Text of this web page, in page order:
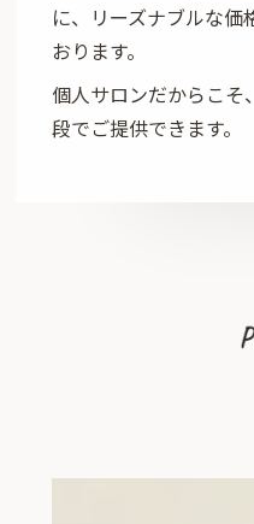
に、リーズナブルな価
おります。
個人サロンだからこ
段でご提供できます。